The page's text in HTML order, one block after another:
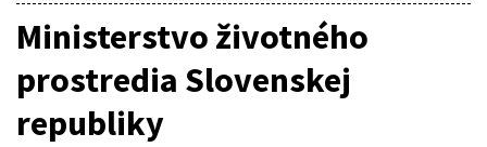
Ministerstvo životného
prostredia Slovenskej
republiky